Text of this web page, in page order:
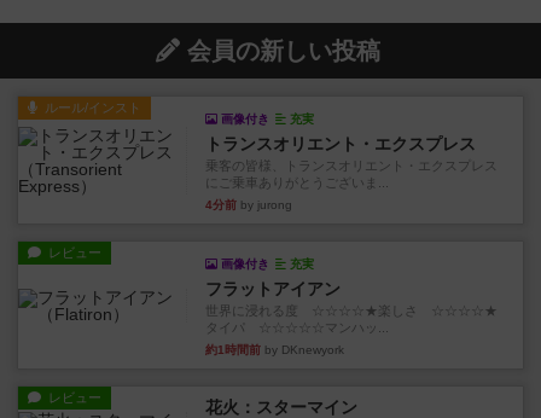
会員の新しい投稿
ルール/インスト
画像付き 充実
トランスオリエント・エクスプレス
乗客の皆様、トランスオリエント・エクスプレス
にご乗車ありがとうございま...
4分前 by jurong
レビュー
画像付き 充実
フラットアイアン
世界に浸れる度 ☆☆☆☆★楽しさ ☆☆☆☆★
タイパ ☆☆☆☆☆マンハッ...
約1時間前 by DKnewyork
レビュー 花火：スターマイン